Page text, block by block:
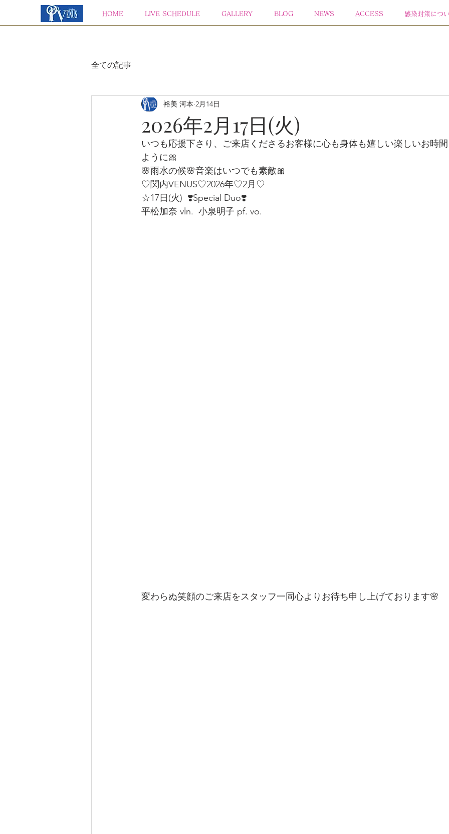
HOME LIVE SCHEDULE GALLERY BLOG NEWS ACCESS 感染対策につ
全ての記事
2026年2月17日(火)
裕美 河本 2月14日
いつも応援下さり、ご来店くださるお客様に心も身体も嬉しい楽しいお時
ように🎀
🌸雨水の候🌸音楽はいつでも素敵🎀
♡関内VENUS♡2026年♡2月♡
☆17日(火)  ❣️Special Duo❣️
平松加奈 vln.  小泉明子 pf. vo.
変わらぬ笑顔のご来店をスタッフ一同心よりお待ち申し上げております🌸